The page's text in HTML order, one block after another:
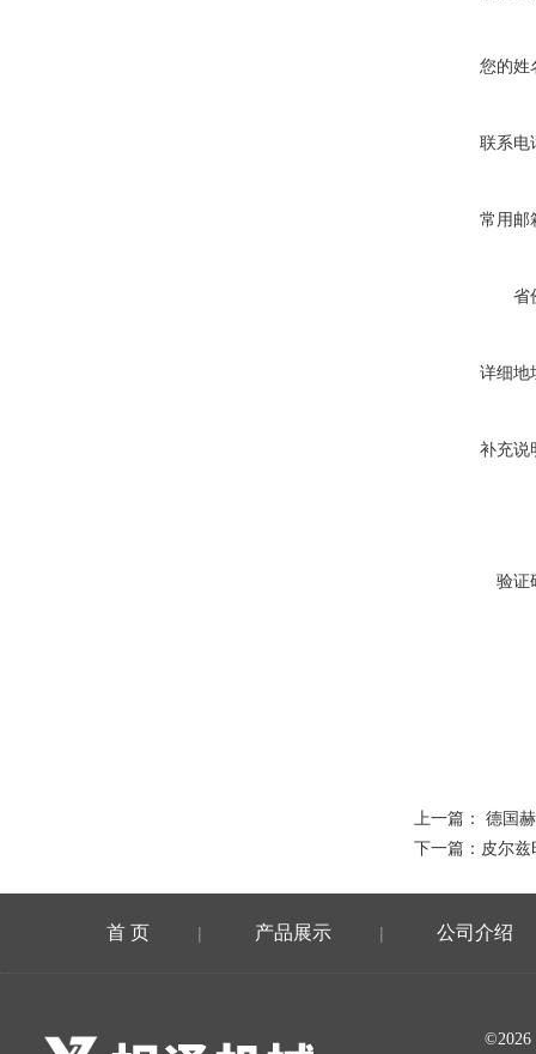
您的姓
联系电
常用邮
省
详细地
补充说
验证
上一篇： 德国
下一篇： 皮尔
首 页 | 产品展示 | 公司介绍